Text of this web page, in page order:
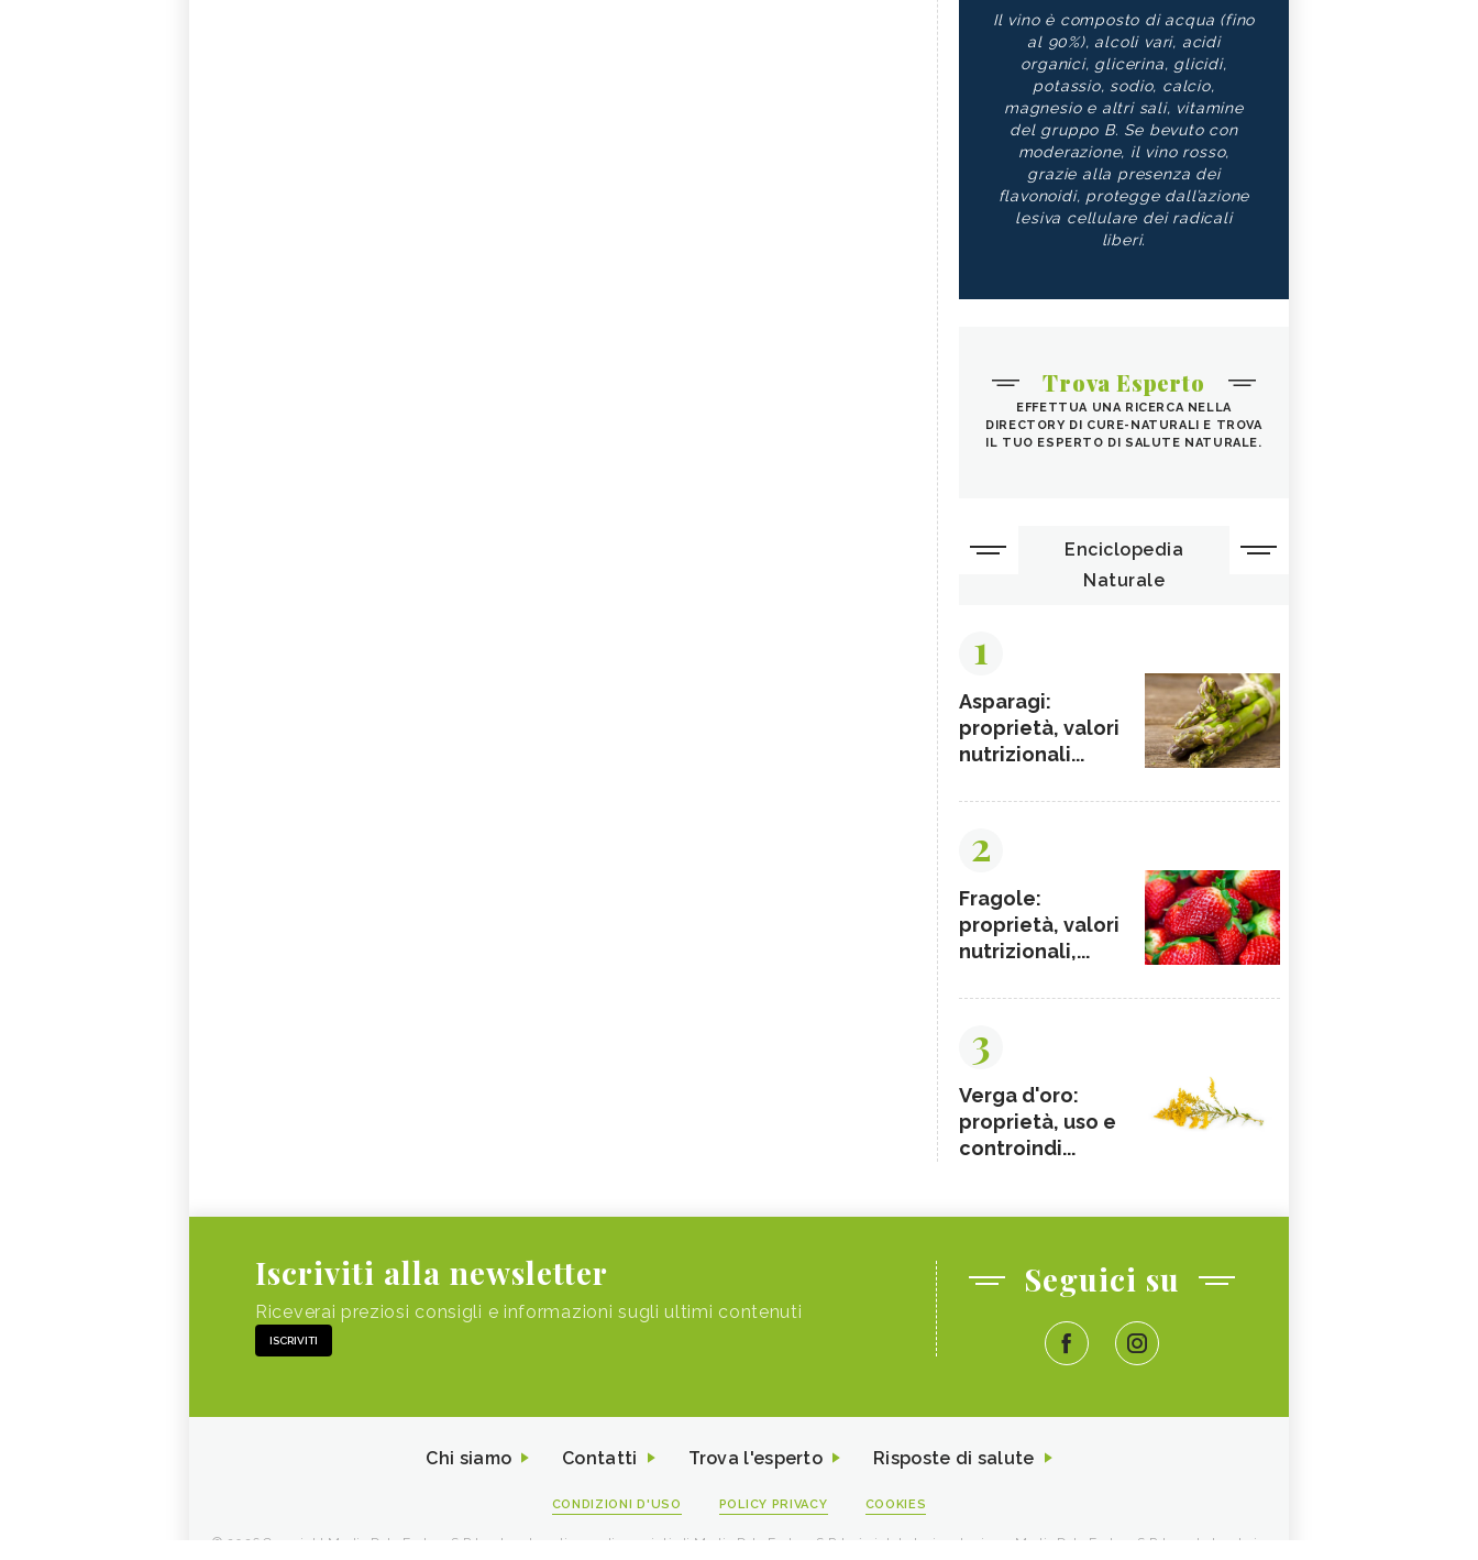
Il vino è composto di acqua (fino
al 90%), alcoli vari, acidi
organici, glicerina, glicidi,
potassio, sodio, calcio,
magnesio e altri sali, vitamine
del gruppo B. Se bevuto con
moderazione, il vino rosso,
grazie alla presenza dei
flavonoidi, protegge dall’azione
lesiva cellulare dei radicali
liberi.
Trova Esperto
EFFETTUA UNA RICERCA NELLA
DIRECTORY DI CURE-NATURALI E TROVA
IL TUO ESPERTO DI SALUTE NATURALE.
Enciclopedia
Naturale
1
Asparagi:
proprietà, valori
nutrizionali...
2
Fragole:
proprietà, valori
nutrizionali,...
3
Verga d'oro:
proprietà, uso e
controindi...
Iscriviti alla newsletter
Riceverai preziosi consigli e informazioni sugli ultimi contenuti
ISCRIVITI
Seguici su
Chi siamo Contatti Trova l'esperto Risposte di salute
CONDIZIONI D'USO POLICY PRIVACY COOKIES
© 2026 Copyright Media Data Factory S.R.L. - I contenuti sono di proprietà di Media Data Factory S.R.L, è vietata la riproduzione. Media Data Factory S.R.L. sede legale in